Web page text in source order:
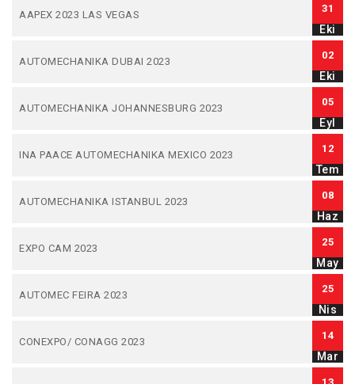
AAPEX 2023 LAS VEGAS
31
Eki
AUTOMECHANIKA DUBAI 2023
02
Eki
AUTOMECHANIKA JOHANNESBURG 2023
05
Eyl
INA PAACE AUTOMECHANIKA MEXICO 2023
12
Tem
AUTOMECHANIKA ISTANBUL 2023
08
Haz
EXPO CAM 2023
25
May
AUTOMEC FEIRA 2023
25
Nis
CONEXPO/ CONAGG 2023
14
Mar